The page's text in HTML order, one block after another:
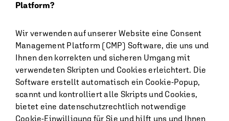
Platform?
Wir verwenden auf unserer Website eine Consent
Management Platform (CMP) Software, die uns und
Ihnen den korrekten und sicheren Umgang mit
verwendeten Skripten und Cookies erleichtert. Die
Software erstellt automatisch ein Cookie-Popup,
scannt und kontrolliert alle Skripts und Cookies,
bietet eine datenschutzrechtlich notwendige
Cookie-Einwilligung für Sie und hilft uns und Ihnen